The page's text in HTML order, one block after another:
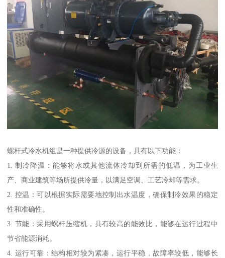
螺杆式冷水机组是一种提供冷源的设备，具有以下功能：
1. 制冷降温：能够将水或其他流体冷却到所需的低温，为工业生
产、商业建筑等场所提供冷量，以满足空调、工艺冷却等需求。
2. 控温：可以根据实际需要地控制出水温度，确保制冷效果的稳定
性和准确性。
3. 节能：采用螺杆压缩机，具有较高的能效比，能够在运行过程中
节省能源消耗。
4. 运行可靠：结构相对较为紧凑，运行平稳，故障率较低，能够长